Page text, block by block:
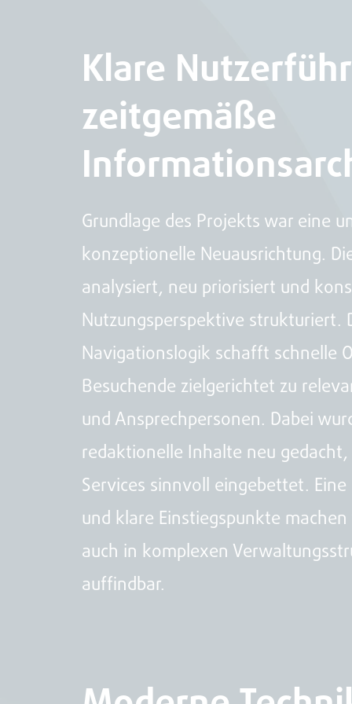
Klare
zeitgemäße
Grundlage des Projekts war eine
konzeptionelle Neuausrichtung.
analysiert, neu priorisiert und
Nutzungsperspektive strukturiert.
Navigationslogik schafft schnelle
Besuchende zielgerichtet zu
und Ansprechpersonen. Dabei
redaktionelle Inhalte neu
Services sinnvoll eingebettet.
und klare Einstiegspunkte
auch in komplexen
auffindbar.